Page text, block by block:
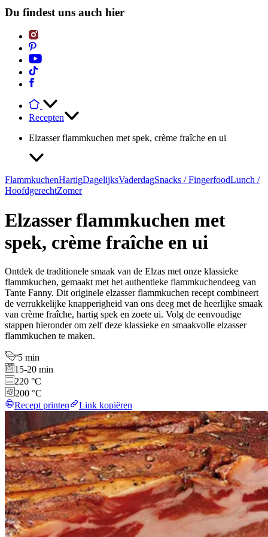
Du findest uns auch hier
Recepten
Elzasser flammkuchen met spek, crème fraîche en ui
FlammkuchenHartigDagelijksVaderdagSnacks / FingerfoodLunch /
HoofdgerechtZomer
Elzasser flammkuchen met
spek, crème fraîche en ui
Ontdek de traditionele smaak van de Elzas met onze klassieke
flammkuchen, gemaakt met het authentieke flammkuchendeeg van
Tante Fanny. Dit originele elzasser flammkuchen recept combineert
de verrukkelijke knapperigheid van ons deeg met de heerlijke smaak
van crème fraîche, hartig spek en zoete ui. Volg de eenvoudige
stappen hieronder om zelf deze klassieke en smaakvolle elzasser
flammkuchen te maken.
5 min
15-20 min
220 °C
200 °C
Recept printen
Link kopiëren